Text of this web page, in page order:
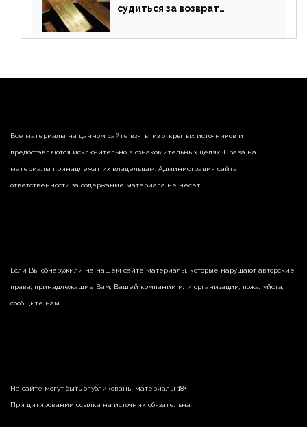
судиться за возврат
страны
Все материалы на данном сайте взяты из открытых источников и
предоставляются исключительно в ознакомительных целях. Права на
материалы принадлежат их владельцам. Администрация сайта
ответственности за содержание материала не несет.
Если Вы обнаружили на нашем сайте материалы, которые нарушают авторские
права, принадлежащие Вам, Вашей компании или организации, пожалуйста,
сообщите нам.
На сайте могут быть опубликованы материалы 18+!
При цитировании ссылка на источник обязательна.